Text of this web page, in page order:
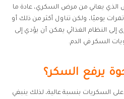
الذي يعاني من مرض السكري، عادة ما
يكون من المقبول تناول عدد 2-3 تمرات يوميًا، ولكن تناول أكثر من ذلك أو
النظام الغذائي يمكن أن يؤدي إلى
السكر في الدم.
يرفع السكر؟
على السكريات بنسبة عالية، لذلك ينبغي